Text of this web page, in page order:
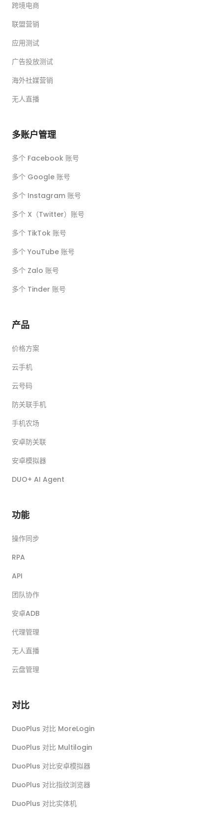
跨境电商
联盟营销
应用测试
广告投放测试
海外社媒营销
无人直播
多账户管理
多个 Facebook 账号
多个 Google 账号
多个 Instagram 账号
多个 X（Twitter）账号
多个 TikTok 账号
多个 YouTube 账号
多个 Zalo 账号
多个 Tinder 账号
产品
价格方案
云手机
云号码
防关联手机
手机农场
安卓防关联
安卓模拟器
DUO+ AI Agent
功能
操作同步
RPA
API
团队协作
安卓ADB
代理管理
无人直播
云盘管理
对比
DuoPlus 对比 MoreLogin
DuoPlus 对比 Multilogin
DuoPlus 对比安卓模拟器
DuoPlus 对比指纹浏览器
DuoPlus 对比实体机